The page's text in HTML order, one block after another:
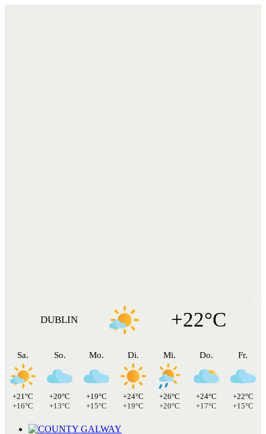
DUBLIN +22°C
Sa.
+21°C
+16°C
So.
+20°C
+13°C
Mo.
+19°C
+15°C
Di.
+24°C
+19°C
Mi.
+26°C
+20°C
Do.
+24°C
+17°C
Fr.
+22°C
+15°C